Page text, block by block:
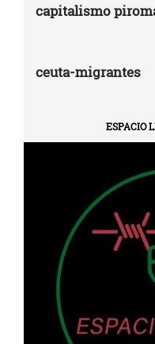
capitalismo
ceuta-migrantes
ESPACIO